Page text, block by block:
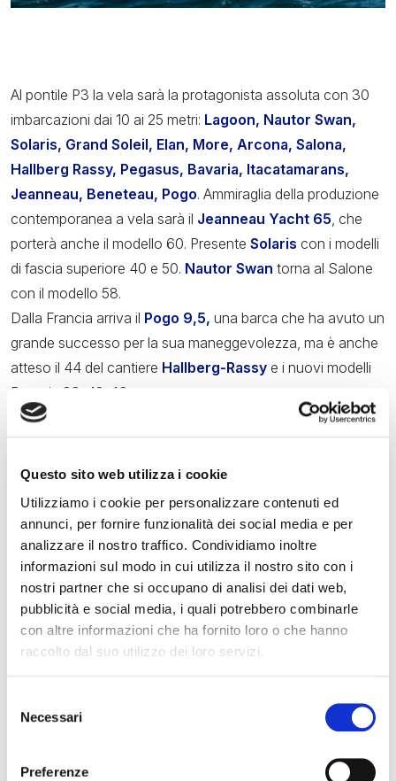
Questo sito web utilizza i cookie
Utilizziamo i cookie per personalizzare contenuti ed
annunci, per fornire funzionalità dei social media e per
analizzare il nostro traffico. Condividiamo inoltre
informazioni sul modo in cui utilizza il nostro sito con i
nostri partner che si occupano di analisi dei dati web,
pubblicità e social media, i quali potrebbero combinarle
con altre informazioni che ha fornito loro o che hanno
raccolto dal suo utilizzo dei loro servizi.
delNecessari
Preferenze
Al pontile P3 la vela sarà la protagonista assoluta con 30
imbarcazioni dai 10 ai 25 metri: Lagoon, Nautor Swan,
Solaris, Grand Soleil, Elan, More, Arcona, Salona,
Hallberg Rassy, Pegasus, Bavaria, Itacatamarans,
Jeanneau, Beneteau, Pogo. Ammiraglia della produzione
contemporanea a vela sarà il Jeanneau Yacht 65, che
porterà anche il modello 60. Presente Solaris con i modelli
di fascia superiore 40 e 50. Nautor Swan torna al Salone
con il modello 58.
Dalla Francia arriva il Pogo 9,5, una barca che ha avuto un
grande successo per la sua maneggevolezza, ma è anche
atteso il 44 del cantiere Hallberg-Rassy e i nuovi modelli
Bavaria 38-42-46.
SCOPRI DI PIÙ